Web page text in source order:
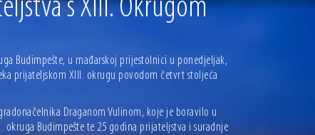
s XIII. Okrugom
Budimpešte, u mađarskoj prijestolnici u ponedjeljak,
prijateljskom XIII. okrugu povodom četvrt stoljeća
Draganom Vulinom, koje je boravilo u
Budimpešte te 25 godina prijateljstva i suradnje